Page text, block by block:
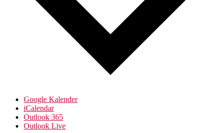
Google Kalender
iCalendar
Outlook 365
Outlook Live